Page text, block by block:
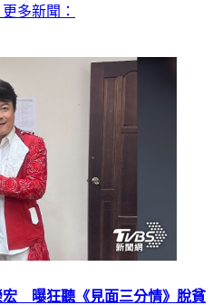
多新聞：
宏 曝狂聽《見面三分情》脫貧